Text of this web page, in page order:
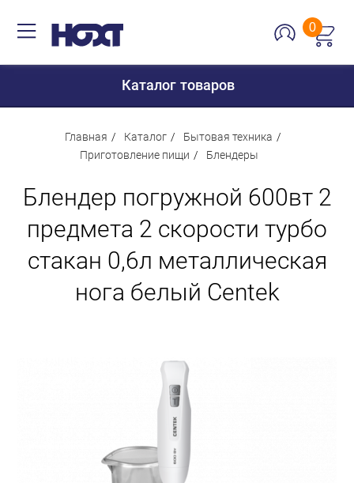
0
Каталог товаров
Для кухни
Сантехника
Для дачи и отдыха
Для детей
Обувь для дома и дачи
Главная Каталог
Бытовая техника
Приготовление пищи
Блендеры
Блендер погружной 600вт 2
предмета 2 скорости турбо
стакан 0,6л металлическая
нога белый Centek